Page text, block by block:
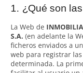
1. ¿Qué son
La Web de
S.A. (en adelante la
ficheros enviados a
web para registrar
determinada. La